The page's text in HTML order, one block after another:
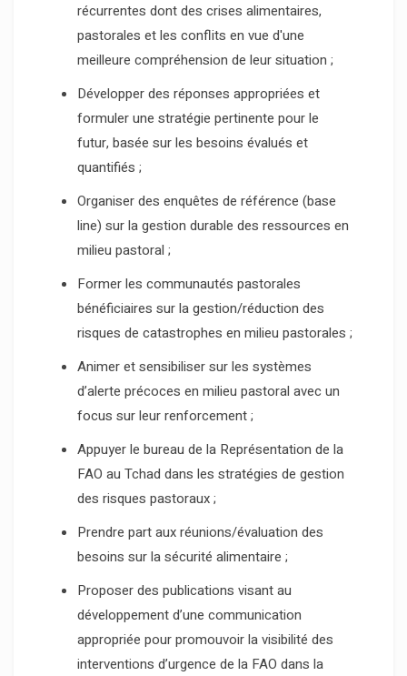
récurrentes dont des crises alimentaires,
pastorales et les conflits en vue d'une
meilleure compréhension de leur situation ;
Développer des réponses appropriées et
formuler une stratégie pertinente pour le
futur, basée sur les besoins évalués et
quantifiés ;
Organiser des enquêtes de référence (base
line) sur la gestion durable des ressources en
milieu pastoral ;
Former les communautés pastorales
bénéficiaires sur la gestion/réduction des
risques de catastrophes en milieu pastorales ;
Animer et sensibiliser sur les systèmes
d’alerte précoces en milieu pastoral avec un
focus sur leur renforcement ;
Appuyer le bureau de la Représentation de la
FAO au Tchad dans les stratégies de gestion
des risques pastoraux ;
Prendre part aux réunions/évaluation des
besoins sur la sécurité alimentaire ;
Proposer des publications visant au
développement d’une communication
appropriée pour promouvoir la visibilité des
interventions d’urgence de la FAO dans la